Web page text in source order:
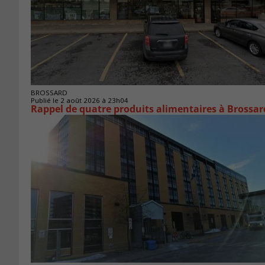
BROSSARD
Publié le 2 août 2026 à 23h04
Rappel de quatre produits alimentaires à